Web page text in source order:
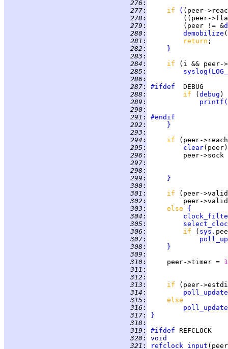
276 :
277 : if ( (peer-
278 :
((peer-
279 :
         (peer != &
280 : demobilize
281 : return
282 :
}
283 :
284 : if
(i && peer-
285 : syslog (
286 :
287 : #ifdef
288 : if ( debug
289 : printf (
290 :
291 :
#endif
292 :
}
293 :
294 : if
(peer-
295 :
clear
296 :
peer->sock
297 :
298 :
299 :
}
300 :
301 : if
(peer-
302 :
303 : else {
304 :
305 :
306 : if ( sys
307 :
308 :
}
309 :
310 :
     peer->timer =
1
311 :
312 :
313 : if
(peer-
314 :
poll_update
315 :
else
316 :
poll_update
317 :
}
318 :
319 : #ifdef
320 :
void
321 :
refclock_input